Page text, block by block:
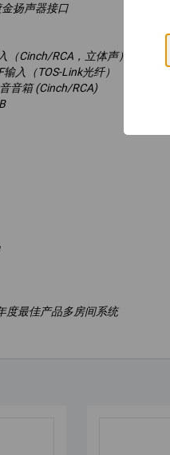
扬声器接口
（Cinch/RCA，立体声），1×线
输入（TOS-Link光纤）
音箱 (Cinch/RCA)
度最佳产品多房间系统